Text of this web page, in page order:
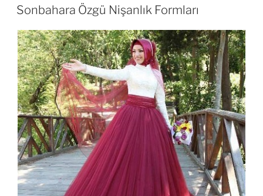
TARIHI
Sonbahara Özgü Nişanlık Formları